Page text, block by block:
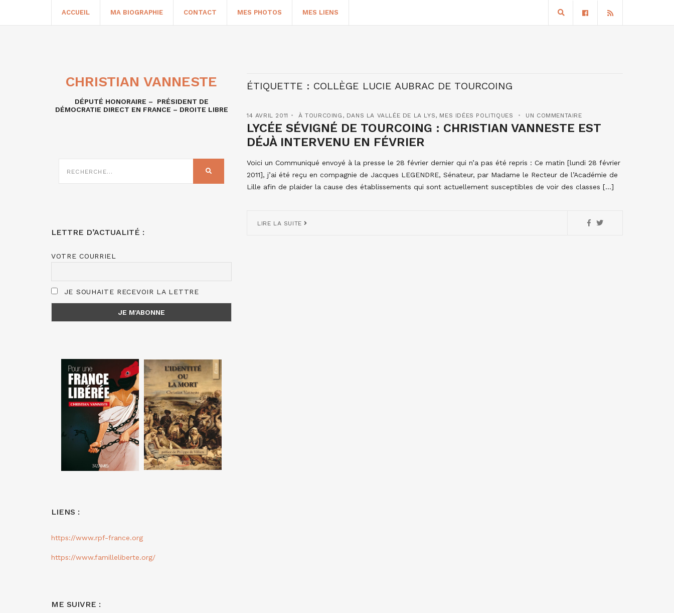
ACCUEIL MA BIOGRAPHIE CONTACT MES PHOTOS MES LIENS
ÉTIQUETTE : COLLÈGE LUCIE AUBRAC DE TOURCOING
14 AVRIL 2011 À TOURCOING , DANS LA VALLÉE DE LA LYS, MES IDÉES POLITIQUES UN COMMENTAIRE
LYCÉE SÉVIGNÉ DE TOURCOING : CHRISTIAN VANNESTE EST
DÉJÀ INTERVENU EN FÉVRIER
Voici un Communiqué envoyé à la presse le 28 février dernier qui n’a pas été repris : Ce matin [lundi 28 février
2011], j’ai été reçu en compagnie de Jacques LEGENDRE, Sénateur, par Madame le Recteur de l’Académie de
Lille afin de plaider la cause des établissements qui sont actuellement susceptibles de voir des classes […]
LIRE LA SUITE
CHRISTIAN VANNESTE
DÉPUTÉ HONORAIRE – PRÉSIDENT DE
DÉMOCRATIE DIRECT EN FRANCE – DROITE LIBRE
SUR
LETTRE D’ACTUALITÉ :
VOTRE COURRIEL
JE SOUHAITE RECEVOIR LA LETTRE
LIENS :
https://www.rpf-france.org
https://www.familleliberte.org/
ME SUIVRE :